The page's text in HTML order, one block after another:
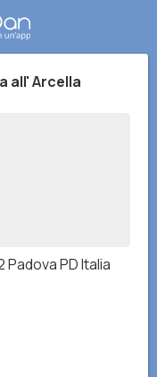
all' Arcella
Padova PD Italia